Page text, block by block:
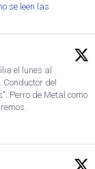
se leen las
el lunes al
del
Perro de Metal como